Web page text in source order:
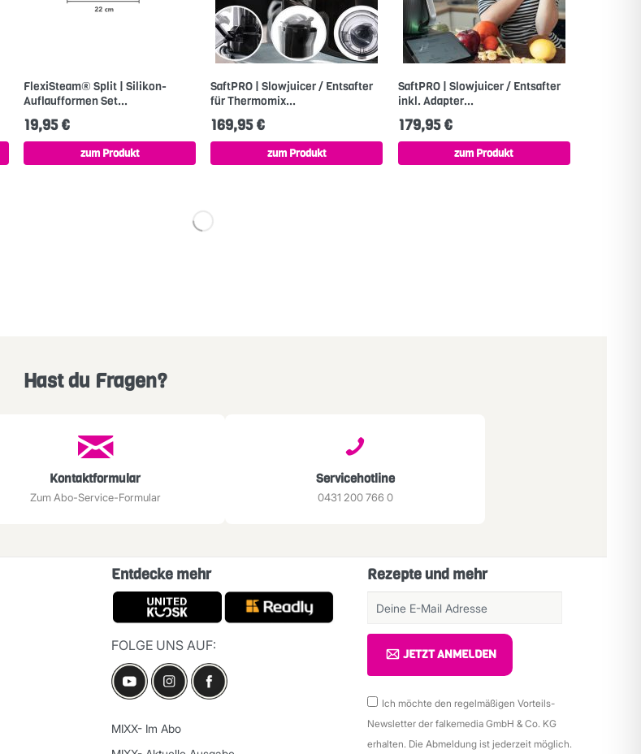
FlexiSteam® Split | Silikon-
Auflaufformen Set...
19,95 €
zum Produkt
SaftPRO | Slowjuicer / Entsafter
für Thermomix...
169,95 €
zum Produkt
SaftPRO | Slowjuicer / Entsafter
inkl. Adapter...
179,95 €
zum Produkt
Hast du Fragen?
Kontaktformular
Zum Abo-Service-Formular
Servicehotline
0431 200 766 0
Entdecke mehr
FOLGE UNS AUF:
MIXX- Im Abo
Rezepte und mehr
JETZT ANMELDEN
Ich möchte den regelmäßigen Vorteils-
Newsletter der falkemedia GmbH & Co. KG
erhalten. Die Abmeldung ist jederzeit möglich.